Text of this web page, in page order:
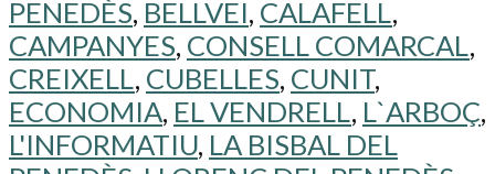
PENEDÈS, BELLVEI, CALAFELL ,
CAMPANYES, CONSELL COMARCAL ,
CREIXELL , CUBELLES, CUNIT,
ECONOMIA, EL VENDRELL , L`ARBOÇ,
L'INFORMATIU, LA BISBAL DEL